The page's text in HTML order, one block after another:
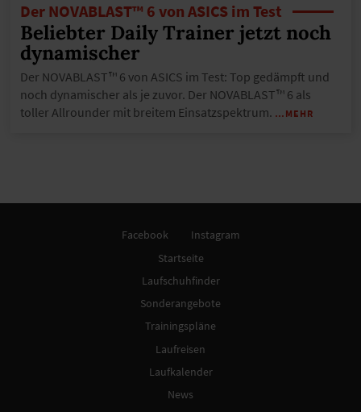
Der NOVABLAST™ 6 von ASICS im Test
Beliebter Daily Trainer jetzt noch
dynamischer
Der NOVABLAST™ 6 von ASICS im Test: Top gedämpft und
noch dynamischer als je zuvor. Der NOVABLAST™ 6 als
toller Allrounder mit breitem Einsatzspektrum. …MEHR
Facebook
Instagram
Startseite
Laufschuhfinder
Sonderangebote
Trainingspläne
Laufreisen
Laufkalender
News